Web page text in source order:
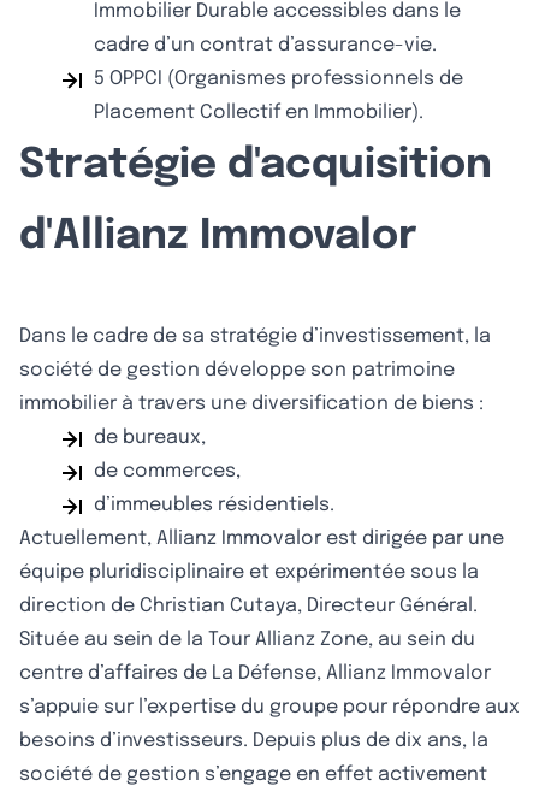
Immobilier Durable accessibles dans le
cadre d’un contrat d’assurance-vie.
5 OPPCI (Organismes professionnels de
Placement Collectif en Immobilier).
Stratégie d'acquisition
d'Allianz Immovalor
Dans le cadre de sa stratégie d’investissement, la
société de gestion développe son patrimoine
immobilier à travers une diversification de biens :
de bureaux,
de commerces,
d’immeubles résidentiels.
Actuellement, Allianz Immovalor est dirigée par une
équipe pluridisciplinaire et expérimentée sous la
direction de Christian Cutaya, Directeur Général.
Située au sein de la Tour Allianz Zone, au sein du
centre d’affaires de La Défense, Allianz Immovalor
s’appuie sur l’expertise du groupe pour répondre aux
besoins d’investisseurs. Depuis plus de dix ans, la
société de gestion s’engage en effet activement